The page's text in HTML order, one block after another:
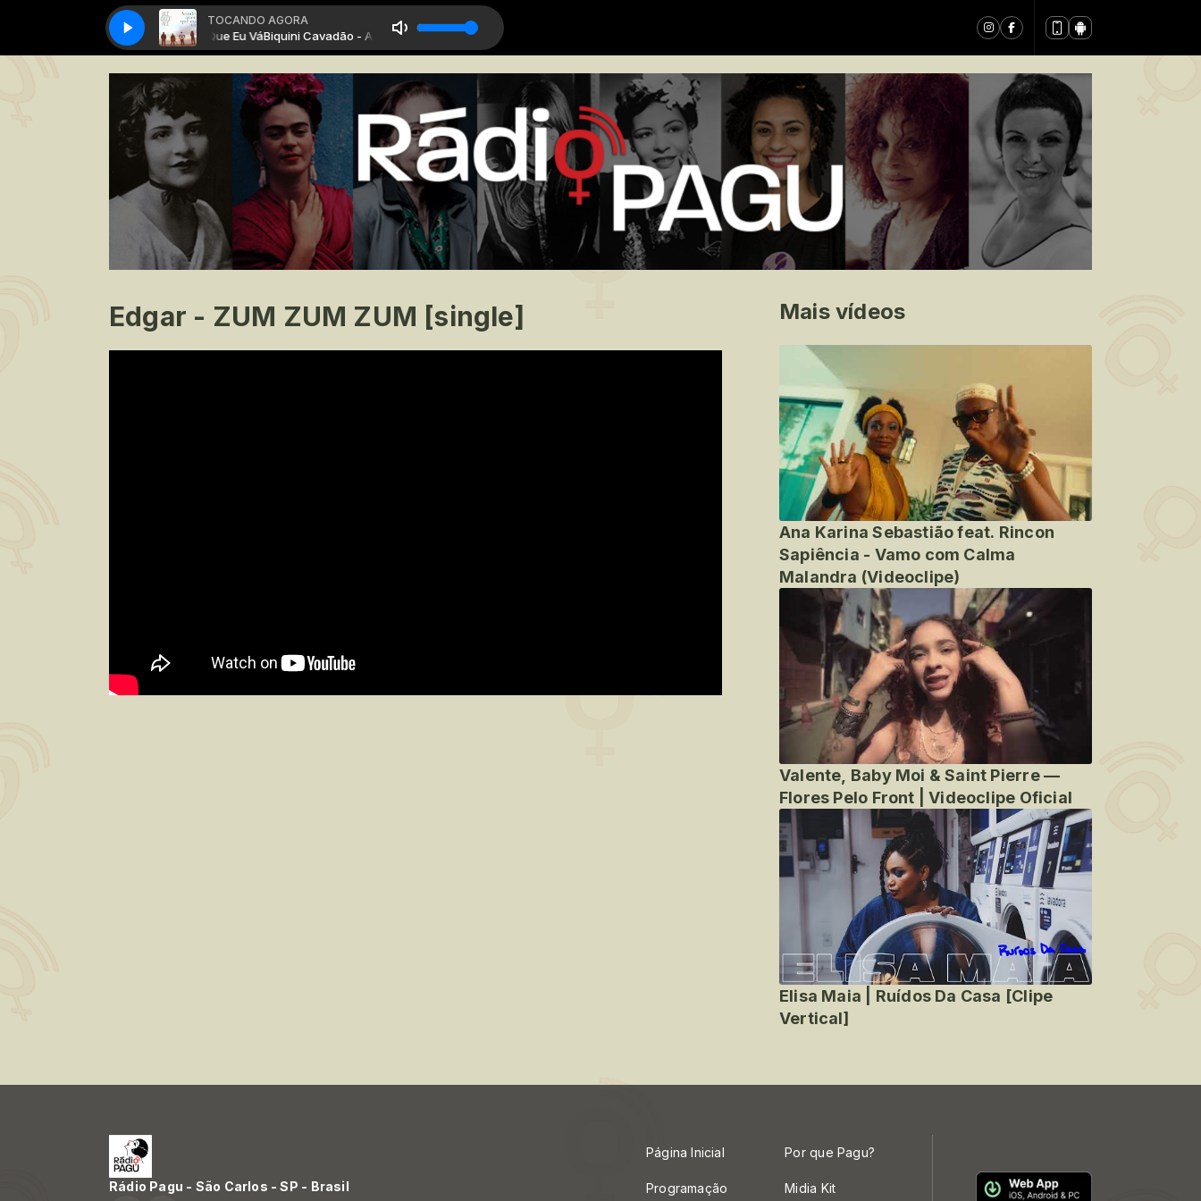
TOCANDO AGORA
Biquini Cavadão - Aonde Quer Que Eu VáBiquini Cavadão - Aonde Quer Que Eu Vá
Edgar - ZUM ZUM ZUM [single] Mais vídeos
Ana Karina Sebastião feat. Rincon
Sapiência - Vamo com Calma
Malandra (Videoclipe)
Valente, Baby Moi & Saint Pierre —
Flores Pelo Front | Videoclipe Oficial
Elisa Maia | Ruídos Da Casa [Clipe
Vertical]
Rádio Pagu - São Carlos - SP - Brasil
Página Inicial
Programação
Por que Pagu?
Midia Kit